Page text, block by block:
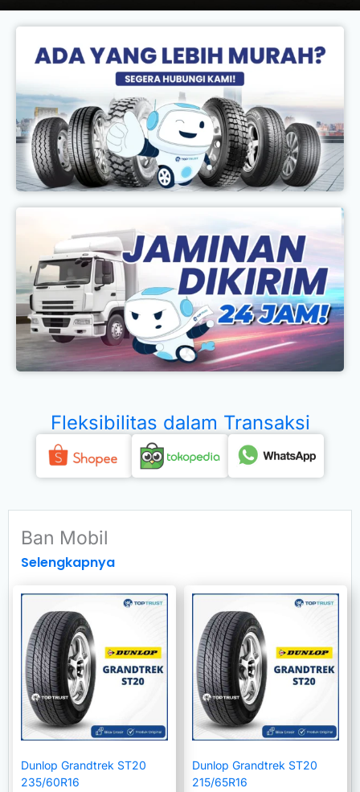
Fleksibilitas dalam Transaksi
Ban Mobil
Selengkapnya
Dunlop Grandtrek ST20
235/60R16
Dunlop Grandtrek ST20
215/65R16